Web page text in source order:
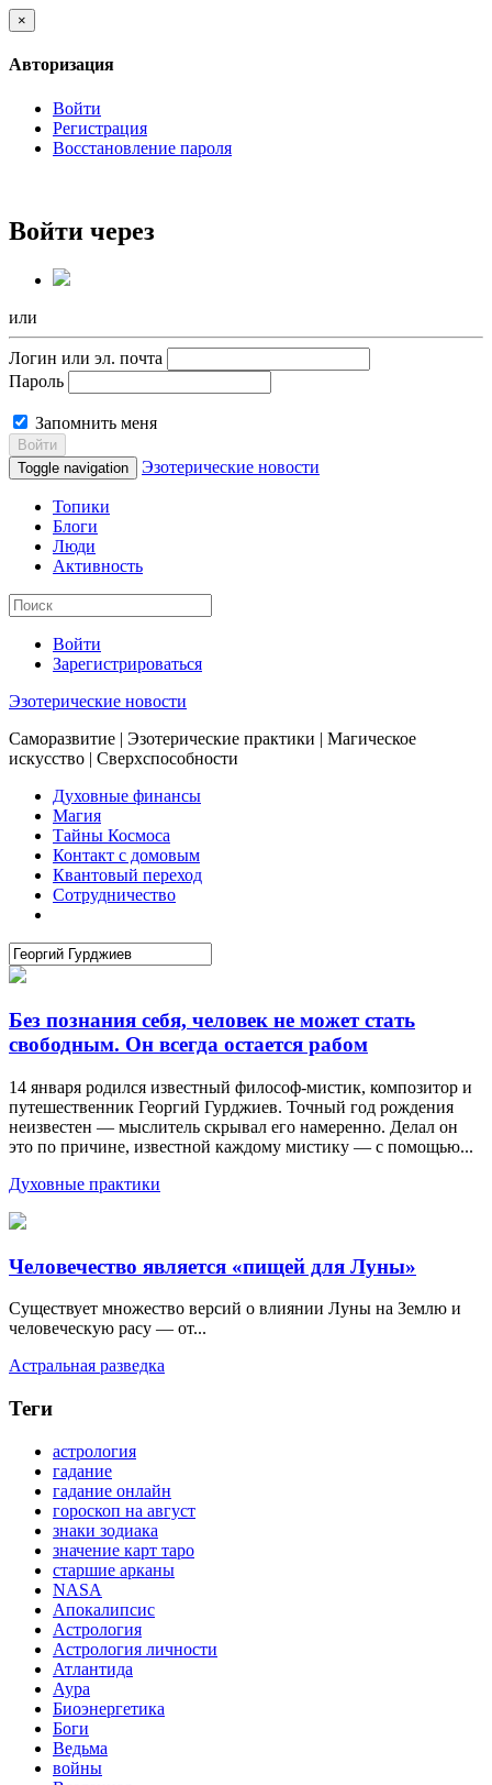
×
Авторизация
Войти
Регистрация
Восстановление пароля
Войти через
или
Логин или эл. почта
Пароль
Запомнить меня
Войти
Toggle navigation
Эзотерические новости
Топики
Блоги
Люди
Активность
Войти
Зарегистрироваться
Эзотерические новости
Саморазвитие | Эзотерические практики | Магическое
искусство | Сверхспособности
Духовные финансы
Магия
Тайны Космоса
Контакт с домовым
Квантовый переход
Сотрудничество
Без познания себя, человек не может стать
свободным. Он всегда остается рабом
14 января родился известный философ-мистик, композитор и
путешественник Георгий Гурджиев. Точный год рождения
неизвестен — мыслитель скрывал его намеренно. Делал он
это по причине, известной каждому мистику — с помощью...
Духовные практики
Человечество является «пищей для Луны»
Существует множество версий о влиянии Луны на Землю и
человеческую расу — от...
Астральная разведка
Теги
астрология
гадание
гадание онлайн
гороскоп на август
знаки зодиака
значение карт таро
старшие арканы
NASA
Апокалипсис
Астрология
Астрология личности
Атлантида
Аура
Биоэнергетика
Боги
Ведьма
войны